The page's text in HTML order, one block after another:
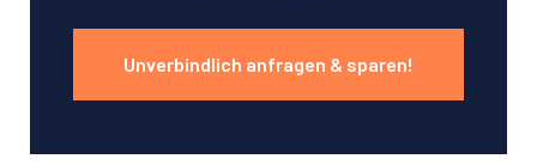
Unverbindlich anfragen & sparen!